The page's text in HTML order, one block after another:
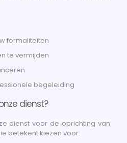
formaliteiten
te vermijden
begeleiding
dienst?
dienst voor de oprichting van
betekent kiezen voor: